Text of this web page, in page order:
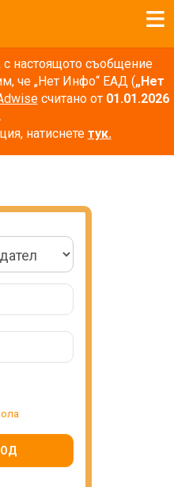
настоящото съобщение
че „Нет Инфо“ ЕАД („Нет
считано от 01.01.2026
.
натиснете тук.